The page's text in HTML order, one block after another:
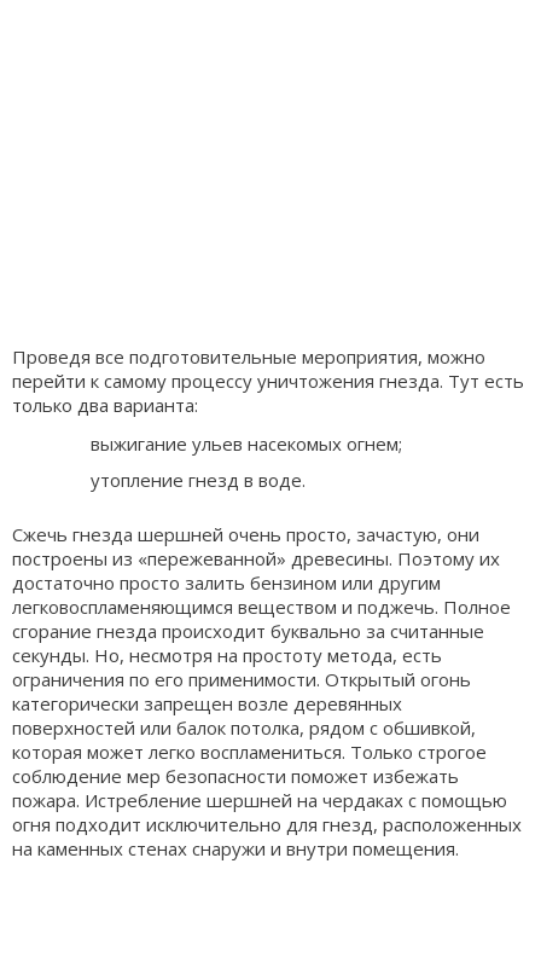
Проведя все подготовительные мероприятия, можно
перейти к самому процессу уничтожения гнезда. Тут есть
только два варианта:
выжигание ульев насекомых огнем;
утопление гнезд в воде.
Сжечь гнезда шершней очень просто, зачастую, они
построены из «пережеванной» древесины. Поэтому их
достаточно просто залить бензином или другим
легковоспламеняющимся веществом и поджечь. Полное
сгорание гнезда происходит буквально за считанные
секунды. Но, несмотря на простоту метода, есть
ограничения по его применимости. Открытый огонь
категорически запрещен возле деревянных
поверхностей или балок потолка, рядом с обшивкой,
которая может легко воспламениться. Только строгое
соблюдение мер безопасности поможет избежать
пожара. Истребление шершней на чердаках с помощью
огня подходит исключительно для гнезд, расположенных
на каменных стенах снаружи и внутри помещения.